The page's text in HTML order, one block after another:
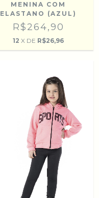
MENINA COM
ELASTANO (AZUL)
R$264,90
12 X DE R$26,96